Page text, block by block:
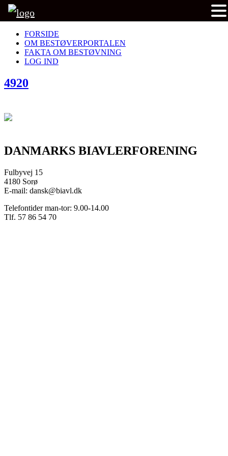
FORSIDE
OM BESTØVERPORTALEN
FAKTA OM BESTØVNING
LOG IND
4920
DANMARKS BIAVLERFORENING
Fulbyvej 15
4180 Sorø
E-mail: dansk@biavl.dk
Telefontider man-tor: 9.00-14.00
Tlf. 57 86 54 70